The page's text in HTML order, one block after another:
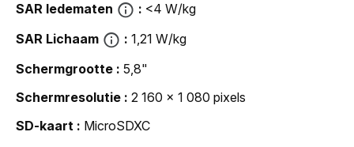
SAR ledematen
<4 W/kg
SAR Lichaam
1,21 W/kg
Schermgrootte
5,8"
Schermresolutie
2 160 x 1 080 pixels
SD-kaart
MicroSDXC